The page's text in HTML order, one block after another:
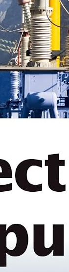
sanan du
Caillou